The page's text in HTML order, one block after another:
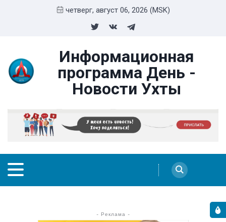
четверг, август 06, 2026 (MSK)
Информационная
программа День -
Новости Ухты
- Реклама -